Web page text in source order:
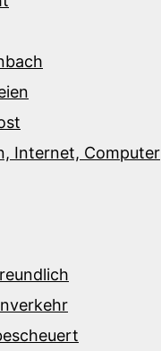
Internet, Computer